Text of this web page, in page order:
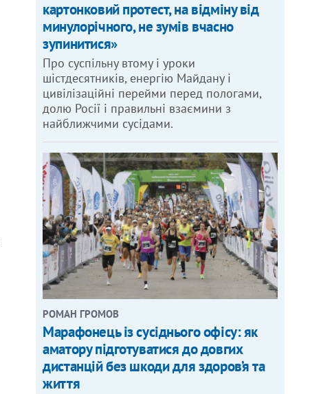
картонковий протест, на відміну від
минулорічного, не зумів вчасно
зупинитися»
Про суспільну втому і уроки
шістдесятників, енергію Майдану і
цивілізаційні перейми перед пологами,
долю Росії і правильні взаємини з
найближчими сусідами.
РОМАН ГРОМОВ
Марафонець із сусіднього офісу: як
аматору підготуватися до довгих
дистанцій без шкоди для здоров’я та
життя